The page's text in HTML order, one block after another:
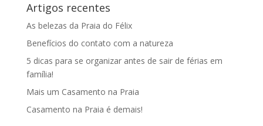
Artigos recentes
As belezas da Praia do Félix
Benefícios do contato com a natureza
5 dicas para se organizar antes de sair de férias em
família!
Mais um Casamento na Praia
Casamento na Praia é demais!